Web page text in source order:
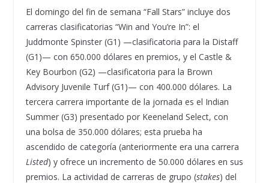
El domingo del fin de semana “Fall Stars” incluye dos
carreras clasificatorias “Win and You’re In”: el
Juddmonte Spinster (G1) —clasificatoria para la Distaff
(G1)— con 650.000 dólares en premios, y el Castle &
Key Bourbon (G2) —clasificatoria para la Brown
Advisory Juvenile Turf (G1)— con 400.000 dólares. La
tercera carrera importante de la jornada es el Indian
Summer (G3) presentado por Keeneland Select, con
una bolsa de 350.000 dólares; esta prueba ha
ascendido de categoría (anteriormente era una carrera
Listed) y ofrece un incremento de 50.000 dólares en sus
premios. La actividad de carreras de grupo (stakes) del